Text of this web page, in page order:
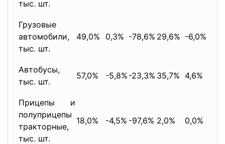
тыс. шт.
Грузовые
автомобили,
тыс. шт.
49,0% 0,3% -78,6% 29,6% -6,0%
Автобусы,
тыс. шт.
57,0% -5,8% -23,3% 35,7% 4,6%
Прицепы и
полуприцепы
тракторные,
тыс. шт.
18,0% -4,5% -97,6% 2,0% 0,0%